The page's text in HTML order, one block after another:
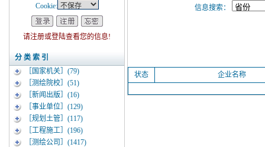
Cookie:
请注册或登陆查看您的信息!
分 类 索 引
［国家机关］ (79)
［测绘院校］ (51)
［新闻出版］ (16)
［事业单位］ (129)
［规划土管］ (117)
［工程施工］ (196)
［测绘公司］ (1417)
信息搜索：
状态 企业名称